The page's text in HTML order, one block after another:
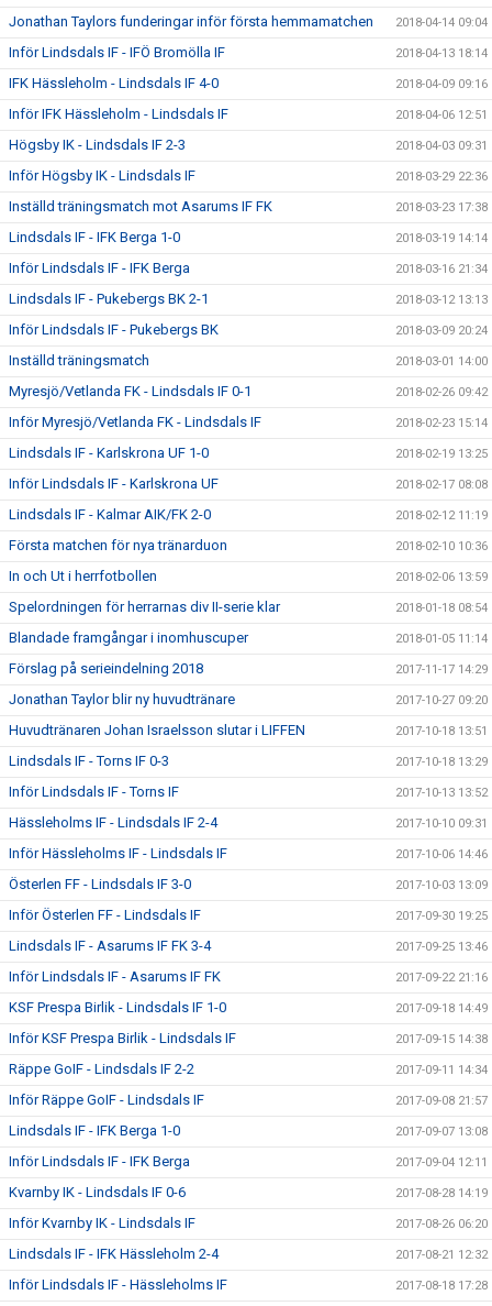
Jonathan Taylors funderingar inför första hemmamatchen 2018-04-14 09:04
Inför Lindsdals IF - IFÖ Bromölla IF 2018-04-13 18:14
IFK Hässleholm - Lindsdals IF 4-0 2018-04-09 09:16
Inför IFK Hässleholm - Lindsdals IF 2018-04-06 12:51
Högsby IK - Lindsdals IF 2-3 2018-04-03 09:31
Inför Högsby IK - Lindsdals IF 2018-03-29 22:36
Inställd träningsmatch mot Asarums IF FK 2018-03-23 17:38
Lindsdals IF - IFK Berga 1-0 2018-03-19 14:14
Inför Lindsdals IF - IFK Berga 2018-03-16 21:34
Lindsdals IF - Pukebergs BK 2-1 2018-03-12 13:13
Inför Lindsdals IF - Pukebergs BK 2018-03-09 20:24
Inställd träningsmatch 2018-03-01 14:00
Myresjö/Vetlanda FK - Lindsdals IF 0-1 2018-02-26 09:42
Inför Myresjö/Vetlanda FK - Lindsdals IF 2018-02-23 15:14
Lindsdals IF - Karlskrona UF 1-0 2018-02-19 13:25
Inför Lindsdals IF - Karlskrona UF 2018-02-17 08:08
Lindsdals IF - Kalmar AIK/FK 2-0 2018-02-12 11:19
Första matchen för nya tränarduon 2018-02-10 10:36
In och Ut i herrfotbollen 2018-02-06 13:59
Spelordningen för herrarnas div II-serie klar 2018-01-18 08:54
Blandade framgångar i inomhuscuper 2018-01-05 11:14
Förslag på serieindelning 2018 2017-11-17 14:29
Jonathan Taylor blir ny huvudtränare 2017-10-27 09:20
Huvudtränaren Johan Israelsson slutar i LIFFEN 2017-10-18 13:51
Lindsdals IF - Torns IF 0-3 2017-10-18 13:29
Inför Lindsdals IF - Torns IF 2017-10-13 13:52
Hässleholms IF - Lindsdals IF 2-4 2017-10-10 09:31
Inför Hässleholms IF - Lindsdals IF 2017-10-06 14:46
Österlen FF - Lindsdals IF 3-0 2017-10-03 13:09
Inför Österlen FF - Lindsdals IF 2017-09-30 19:25
Lindsdals IF - Asarums IF FK 3-4 2017-09-25 13:46
Inför Lindsdals IF - Asarums IF FK 2017-09-22 21:16
KSF Prespa Birlik - Lindsdals IF 1-0 2017-09-18 14:49
Inför KSF Prespa Birlik - Lindsdals IF 2017-09-15 14:38
Räppe GoIF - Lindsdals IF 2-2 2017-09-11 14:34
Inför Räppe GoIF - Lindsdals IF 2017-09-08 21:57
Lindsdals IF - IFK Berga 1-0 2017-09-07 13:08
Inför Lindsdals IF - IFK Berga 2017-09-04 12:11
Kvarnby IK - Lindsdals IF 0-6 2017-08-28 14:19
Inför Kvarnby IK - Lindsdals IF 2017-08-26 06:20
Lindsdals IF - IFK Hässleholm 2-4 2017-08-21 12:32
Inför Lindsdals IF - Hässleholms IF 2017-08-18 17:28